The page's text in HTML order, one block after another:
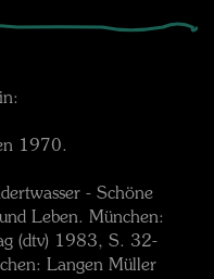
1970.
- Schöne
Leben. München:
(dtv) 1983, S. 32-
Langen Müller